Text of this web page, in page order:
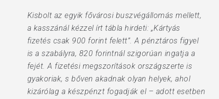
Kisbolt az egyik fővárosi buszvégállomás mellett,
a kasszánál kézzel írt tábla hirdeti: „Kártyás
fizetés csak 900 forint felett”. A pénztáros figyel
is a szabályra, 820 forintnál szigorúan ingatja a
fejét. A fizetési megszorítások országszerte is
gyakoriak, s bőven akadnak olyan helyek, ahol
kizárólag a készpénzt fogadják el – adott esetben